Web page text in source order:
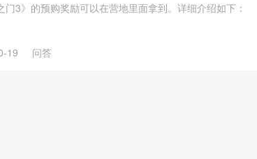
门3》的预购奖励可以在营地里面拿到。详细介绍如下：
19 问答